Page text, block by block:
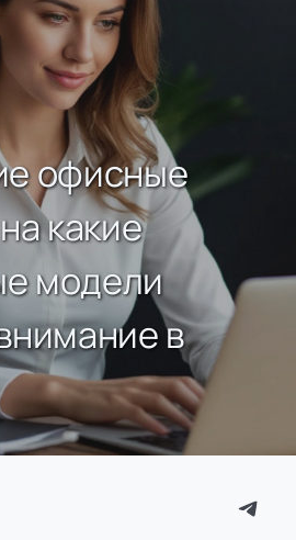
офисные
какие
модели
в